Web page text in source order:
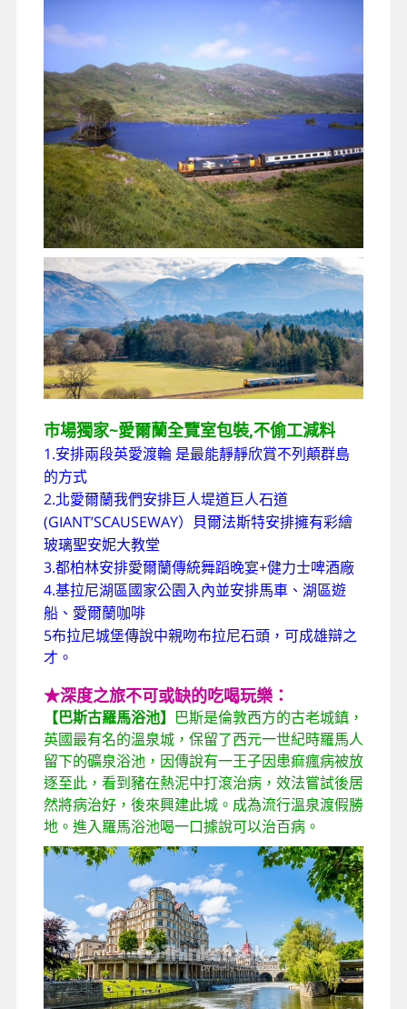
市場獨家~愛爾蘭全覽室包裝,不偷工減料
1.安排兩段英愛渡輪 是最能靜靜欣賞不列顛群島
的方式
2.北愛爾蘭我們安排巨人堤道巨人石道
(GIANT’SCAUSEWAY）貝爾法斯特安排擁有彩繪
玻璃聖安妮大教堂
3.都柏林安排愛爾蘭傳統舞蹈晚宴+健力士啤酒廠
4.基拉尼湖區國家公園入內並安排馬車、湖區遊
船、愛爾蘭咖啡
5布拉尼城堡傳說中親吻布拉尼石頭，可成雄辯之
才。
★深度之旅不可或缺的吃喝玩樂：
【巴斯古羅馬浴池】 巴斯是倫敦西方的古老城鎮，
英國最有名的溫泉城，保留了西元一世紀時羅馬人
留下的礦泉浴池，因傳說有一王子因患痲瘋病被放
逐至此，看到豬在熱泥中打滾治病，效法嘗試後居
然將病治好，後來興建此城。成為流行溫泉渡假勝
地。進入羅馬浴池喝一口據說可以治百病。